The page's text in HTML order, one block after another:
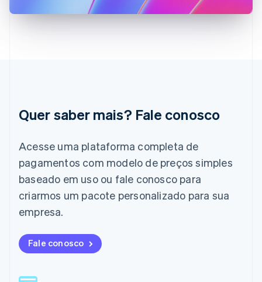
Quer saber mais? Fale conosco
Acesse uma plataforma completa de
pagamentos com modelo de preços simples
baseado em uso ou fale conosco para
criarmos um pacote personalizado para sua
empresa.
Fale conosco
English
日本語English
Liechtenstein
DeutschEnglish
English
Luxemburgo
Malásia
Malta
English
Español